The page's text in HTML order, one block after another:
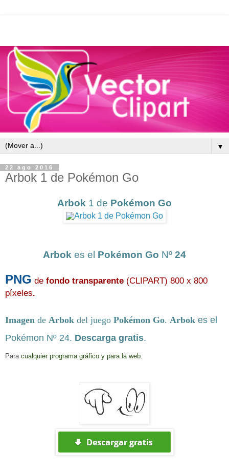
▼
22 ago 2016
Arbok 1 de Pokémon Go
Arbok 1 de Pokémon Go
Arbok es el Pokémon Go Nº 24
PNG de fondo transparente (CLIPART) 800 x 800
píxeles.
Imagen de Arbok del juego Pokémon Go. Arbok es el
Pokémon Nº 24. Descarga gratis.
Para cualquier programa gráfico y para la web.